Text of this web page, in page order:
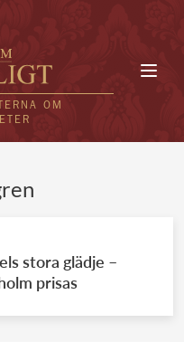
OM
stora glädje –
prisas